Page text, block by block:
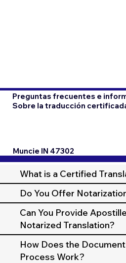
Preguntas frecuentes e
Sobre la traducción
Muncie IN 47302
What is a Certified
Do You Offer
Can You Provide
Notarized Translation?
How Does the
Process Work?